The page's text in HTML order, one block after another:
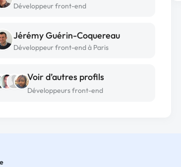
Développeur front-end
Jérémy Guérin-Coquereau
Développeur front-end à Paris
Voir d’autres profils
Développeurs front-end